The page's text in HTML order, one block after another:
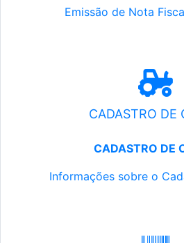
Emissão de Nota
CADASTRO DE
CADASTRO DE
Informações sobre o